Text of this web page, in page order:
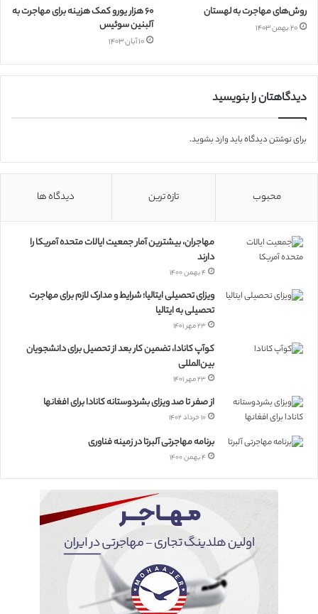
روش‌های مهاجرت به لهستان
۲۰ بهمن ۱۴۰۳
۶۰ هزار یورو کمک هزینه برای مهاجرت به
آلبنین سوئیس
۱۰ آبان ۱۴۰۳
دیدگاهتان را بنویسید
برای نوشتن دیدگاه بایدوارد بشوید.
محبوب تازه ترین دیدگاه ها
مهاجران، بیشترین آمار جمعیت ایالات متحده آمریکا را
دارند
۴ بهمن ۱۴۰۰
ویزای تحصیلی ایتالیا؛ شرایط و مدارک لازم برای مهاجرت
تحصیلی به ایتالیا
۲۳ مهر ۱۴۰۱
کوآپ کانادا، تضمین کار بعد از تحصیل برای دانشجویان
بین‌المللی
۲۳ مهر ۱۴۰۱
از صفر تا صد ویزای بشردوستانه کانادا برای افغانها
۱۰ خرداد ۱۴۰۲
برنامه مهاجرتی آلبرتا در زمینه فناوری
۴ بهمن ۱۴۰۰